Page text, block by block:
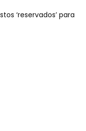
‘reservados’ para